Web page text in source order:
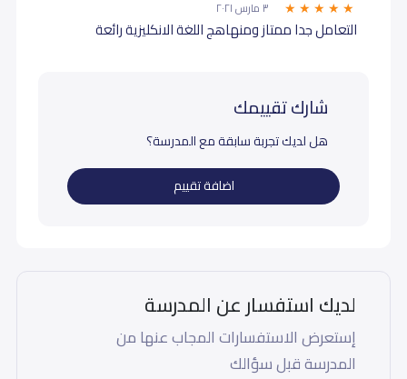
٣ مارس ٢٠٢١
التعامل جدا ممتاز ومنهاهج اللغة الانكليزية رائعة
شارك تقييمك
هل لديك تجربة سابقة مع المدرسة؟
اضافة تقييم
لديك استفسار عن المدرسة
إستعرض الاستفسارات المجاب عنها من
المدرسة قبل سؤالك